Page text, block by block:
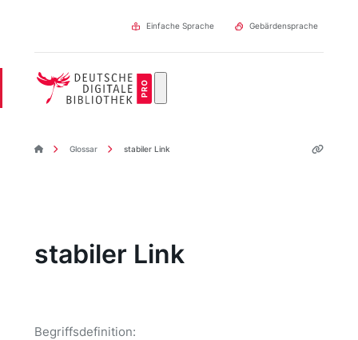
Einfache Sprache Gebärdensprache
DDBpro Startseite
Glossar stabiler Link
stabiler Link
Begriffsdefinition: